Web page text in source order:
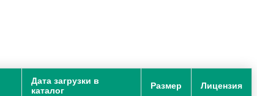
Дата загрузки в
каталог
Размер Лицензия